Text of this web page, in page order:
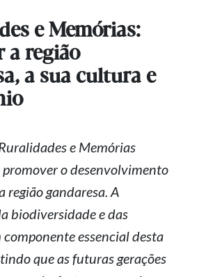
e Memórias:
a região
a sua cultura e
e Memórias
o desenvolvimento
região gandaresa. A
biodiversidade e das
essencial desta
que as futuras gerações